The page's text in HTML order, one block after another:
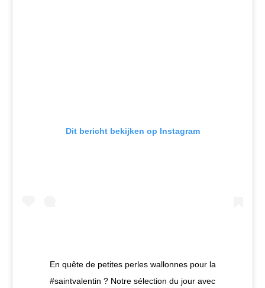
Dit bericht bekijken op Instagram
En quête de petites perles wallonnes pour la
#saintvalentin ? Notre sélection du jour avec